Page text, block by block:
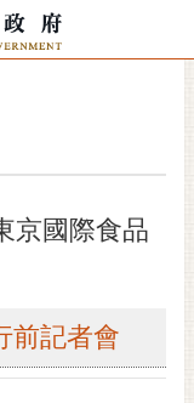
京國際食品
前記者會